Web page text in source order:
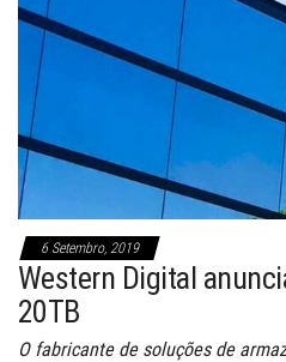
6 Setembro, 2019
Western Digital
20TB
O fabricante de soluções de